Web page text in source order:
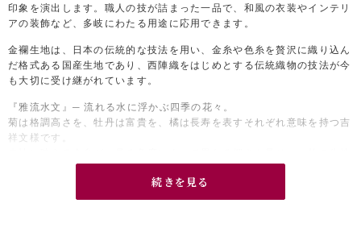
印象を演出します。職人の技が詰まった一品で、和風の衣装やインテリ
アの装飾など、多岐にわたる用途に応用できます。
金襴生地は、日本の伝統的な技法を用い、金糸や色糸を贅沢に織り込ん
だ格式ある国産生地であり、西陣織をはじめとする伝統織物の技法が今
も大切に受け継がれています。
『雅流水文』─ 流れる水に浮かぶ四季の花々。
菊は格調高さを、牡丹は富貴を、橘は長寿を表すそれぞれ意味を持つ吉
祥文様です。
が、まるで絵画のような表情を見せます。
大人っぽさと可愛らしさを兼ね備え、さまざまなシーンで使いやすい生
続きを見る